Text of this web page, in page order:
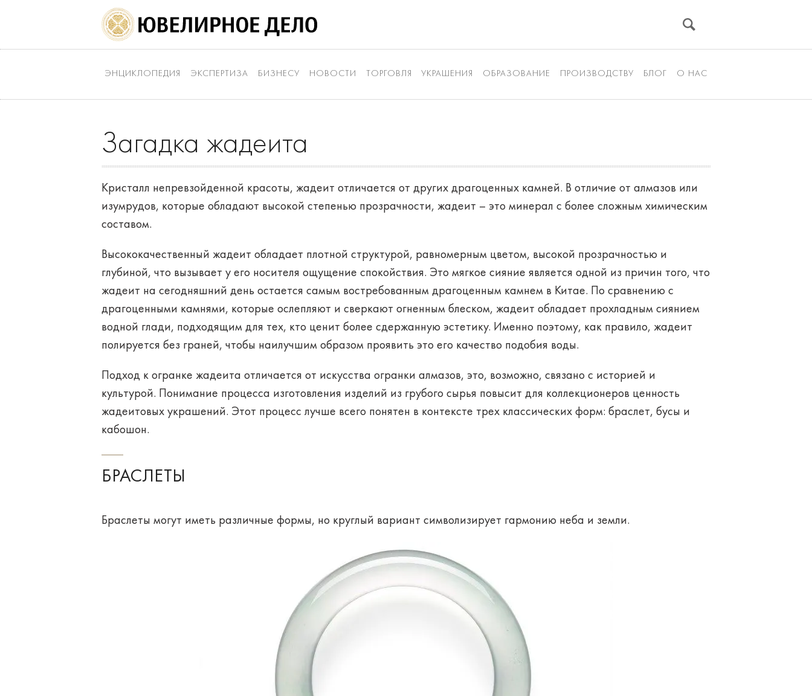
ЭНЦИКЛОПЕДИЯ ЭКСПЕРТИЗА БИЗНЕСУ НОВОСТИ ТОРГОВЛЯ УКРАШЕНИЯ ОБРАЗОВАНИЕ ПРОИЗВОДСТВУ БЛОГ О НАС
Загадка жадеита
Кристалл непревзойденной красоты, жадеит отличается от других драгоценных камней. В отличие от алмазов или
изумрудов, которые обладают высокой степенью прозрачности, жадеит – это минерал с более сложным химическим
составом.
Высококачественный жадеит обладает плотной структурой, равномерным цветом, высокой прозрачностью и
глубиной, что вызывает у его носителя ощущение спокойствия. Это мягкое сияние является одной из причин того, что
жадеит на сегодняшний день остается самым востребованным драгоценным камнем в Китае. По сравнению с
драгоценными камнями, которые ослепляют и сверкают огненным блеском, жадеит обладает прохладным сиянием
водной глади, подходящим для тех, кто ценит более сдержанную эстетику. Именно поэтому, как правило, жадеит
полируется без граней, чтобы наилучшим образом проявить это его качество подобия воды.
Подход к огранке жадеита отличается от искусства огранки алмазов, это, возможно, связано с историей и
культурой. Понимание процесса изготовления изделий из грубого сырья повысит для коллекционеров ценность
жадеитовых украшений. Этот процесс лучше всего понятен в контексте трех классических форм: браслет, бусы и
кабошон.
БРАСЛЕТЫ
Браслеты могут иметь различные формы, но круглый вариант символизирует гармонию неба и земли.